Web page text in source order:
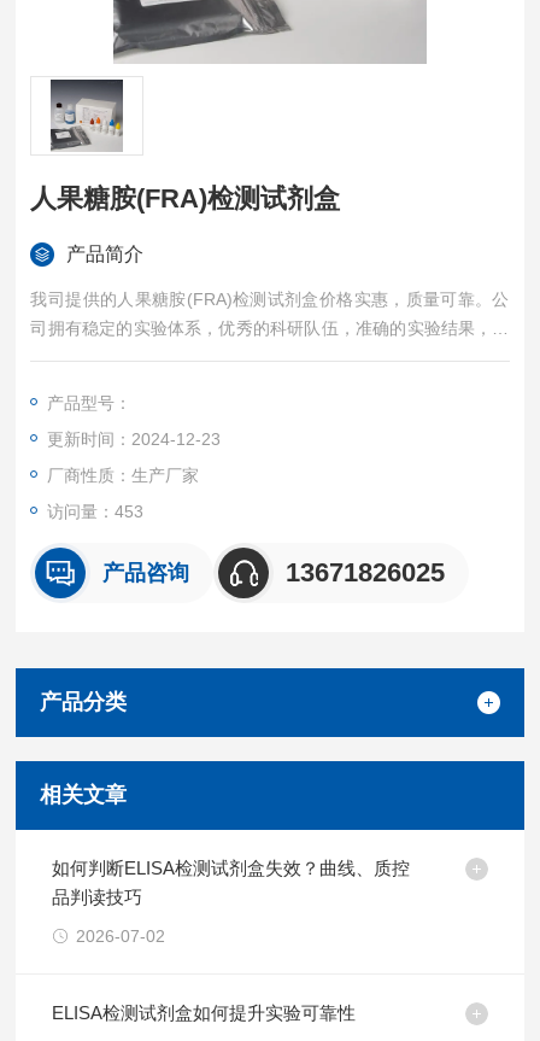
人果糖胺(FRA)检测试剂盒
产品简介
我司提供的人果糖胺(FRA)检测试剂盒价格实惠，质量可靠。公
司拥有稳定的实验体系，优秀的科研队伍，准确的实验结果，是
您值得信赖的合作伙伴，凡购买我司的试剂盒产品都可提供全程
产品型号：
更新时间：2024-12-23
厂商性质：生产厂家
访问量：453
产品咨询 13671826025
产品分类
相关文章
如何判断ELISA检测试剂盒失效？曲线、质控
品判读技巧
2026-07-02
ELISA检测试剂盒如何提升实验可靠性